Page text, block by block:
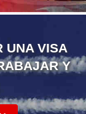
UNA VISA
Y